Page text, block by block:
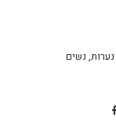
נערות, נשים